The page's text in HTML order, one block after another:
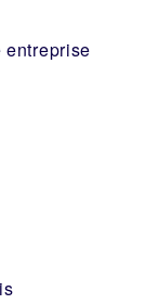
entreprise